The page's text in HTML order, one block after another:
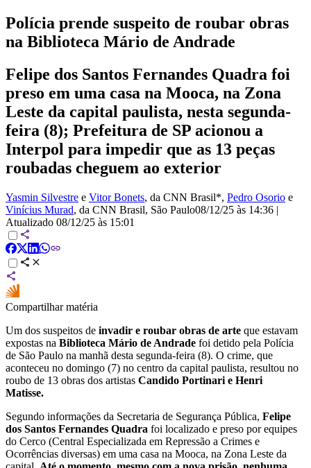
Polícia prende suspeito de roubar obras
na Biblioteca Mário de Andrade
Felipe dos Santos Fernandes Quadra foi
preso em uma casa na Mooca, na Zona
Leste da capital paulista, nesta segunda-
feira (8); Prefeitura de SP acionou a
Interpol para impedir que as 13 peças
roubadas cheguem ao exterior
Yasmin Silvestre e Vitor Bonets, da CNN Brasil*, Pedro Osorio e
Vinícius Murad, da CNN Brasil, São Paulo08/12/25 às 14:36 |
Atualizado 08/12/25 às 15:01
Compartilhar matéria
Um dos suspeitos de invadir e roubar obras de arte que estavam
expostas na Biblioteca Mário de Andrade foi detido pela Polícia
de São Paulo na manhã desta segunda-feira (8). O crime, que
aconteceu no domingo (7) no centro da capital paulista, resultou no
roubo de 13 obras dos artistas Candido Portinari e Henri
Matisse.
Segundo informações da Secretaria de Segurança Pública, Felipe
dos Santos Fernandes Quadra foi localizado e preso por equipes
do Cerco (Central Especializada em Repressão a Crimes e
Ocorrências diversas) em uma casa na Mooca, na Zona Leste da